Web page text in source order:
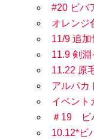
#20 ビバ
オレンジ
11/9 追加
11.9 剣
11.22 原
アルパカ
イベント
＃19 ビ
10.12*ビ